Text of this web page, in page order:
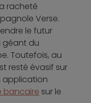
racheté
Verse.
le futur
géant du
Toutefois, au
resté évasif sur
application
bancaire sur le